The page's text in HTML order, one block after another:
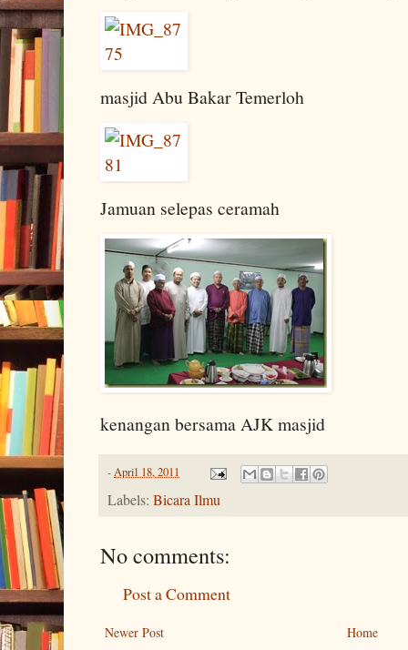
masjid Abu Bakar Temerloh
Jamuan selepas ceramah
kenangan bersama AJK masjid
-April 18, 2011
Labels: Bicara Ilmu
No comments:
Post a Comment
Newer Post Home